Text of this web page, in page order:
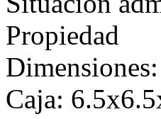
Propiedad
Dimensiones:
Caja: